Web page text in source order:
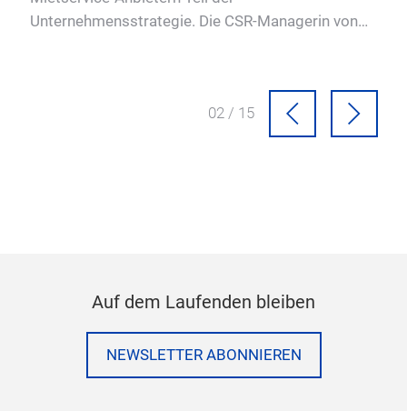
Unternehmensstrategie. Die CSR-Managerin von
02 / 15
Auf dem Laufenden bleiben
NEWSLETTER ABONNIEREN